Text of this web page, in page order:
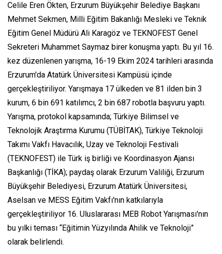
Celile Eren Ökten, Erzurum Büyükşehir Belediye Başkanı
Mehmet Sekmen, Milli Eğitim Bakanlığı Mesleki ve Teknik
Eğitim Genel Müdürü Ali Karagöz ve TEKNOFEST Genel
Sekreteri Muhammet Saymaz birer konuşma yaptı. Bu yıl 16.
kez düzenlenen yarışma, 16-19 Ekim 2024 tarihleri arasında
Erzurum'da Atatürk Üniversitesi Kampüsü içinde
gerçekleştiriliyor. Yarışmaya 17 ülkeden ve 81 ilden bin 3
kurum, 6 bin 691 katılımcı, 2 bin 687 robotla başvuru yaptı.
Yarışma, protokol kapsamında; Türkiye Bilimsel ve
Teknolojik Araştırma Kurumu (TÜBİTAK), Türkiye Teknoloji
Takımı Vakfı Havacılık, Uzay ve Teknoloji Festivali
(TEKNOFEST) ile Türk iş birliği ve Koordinasyon Ajansı
Başkanlığı (TİKA); paydaş olarak Erzurum Valiliği, Erzurum
Büyükşehir Belediyesi, Erzurum Atatürk Üniversitesi,
Aselsan ve MESS Eğitim Vakfı'nın katkılarıyla
gerçekleştiriliyor 16. Uluslararası MEB Robot Yarışması'nın
bu yılki teması “Eğitimin Yüzyılında Ahilik ve Teknoloji”
olarak belirlendi.